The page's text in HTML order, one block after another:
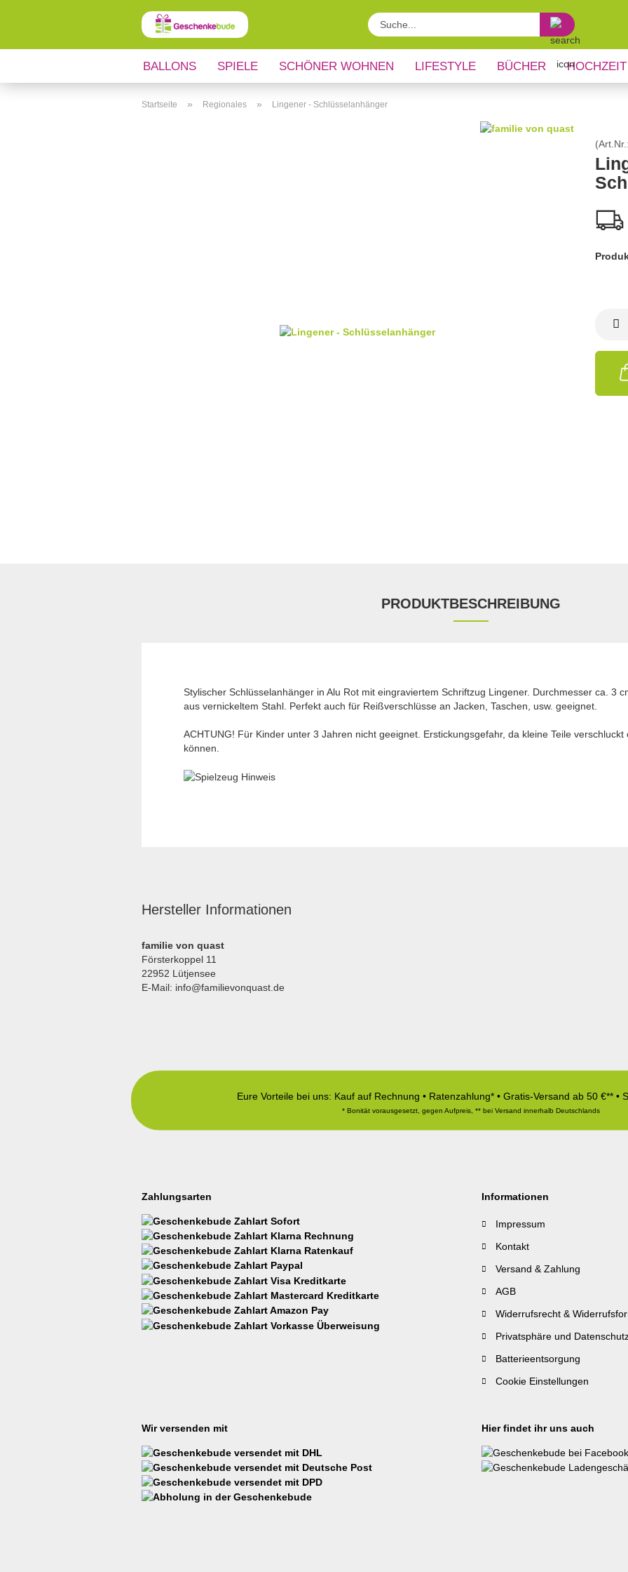
Suche...
BALLONS SPIELE SCHÖNER WOHNEN LIFESTYLE BÜCHER HOCHZEIT
ANLÄSSE REGIONALES
Startseite » Regionales » Lingener - Schlüsselanhänger
(Art.Nr.:
PRODUKTBESCHREIBUNG
Stylischer Schlüsselanhänger in Alu Rot mit eingraviertem Schriftzug Lingener. Durchmesser ca. 3
aus vernickeltem Stahl. Perfekt auch für Reißverschlüsse an Jacken, Taschen, usw. geeignet.
ACHTUNG! Für Kinder unter 3 Jahren nicht geeignet. Erstickungsgefahr, da kleine Teile
können.
Hersteller Informationen
familie von quast
Försterkoppel 11
22952 Lütjensee
E-Mail: info@familievonquast.de
Eure Vorteile bei uns: Kauf auf Rechnung • Ratenzahlung* • Gratis-Versand ab 50 €** •
* Bonität vorausgesetzt, gegen Aufpreis, ** bei Versand innerhalb Deutschlands
Zahlungsarten Informationen
Impressum
Kontakt
Versand & Zahlung
AGB
Widerrufsrecht &
Privatsphäre und
Batterieentsorgung
Cookie Einstellungen
Wir versenden mit Hier findet ihr uns auch